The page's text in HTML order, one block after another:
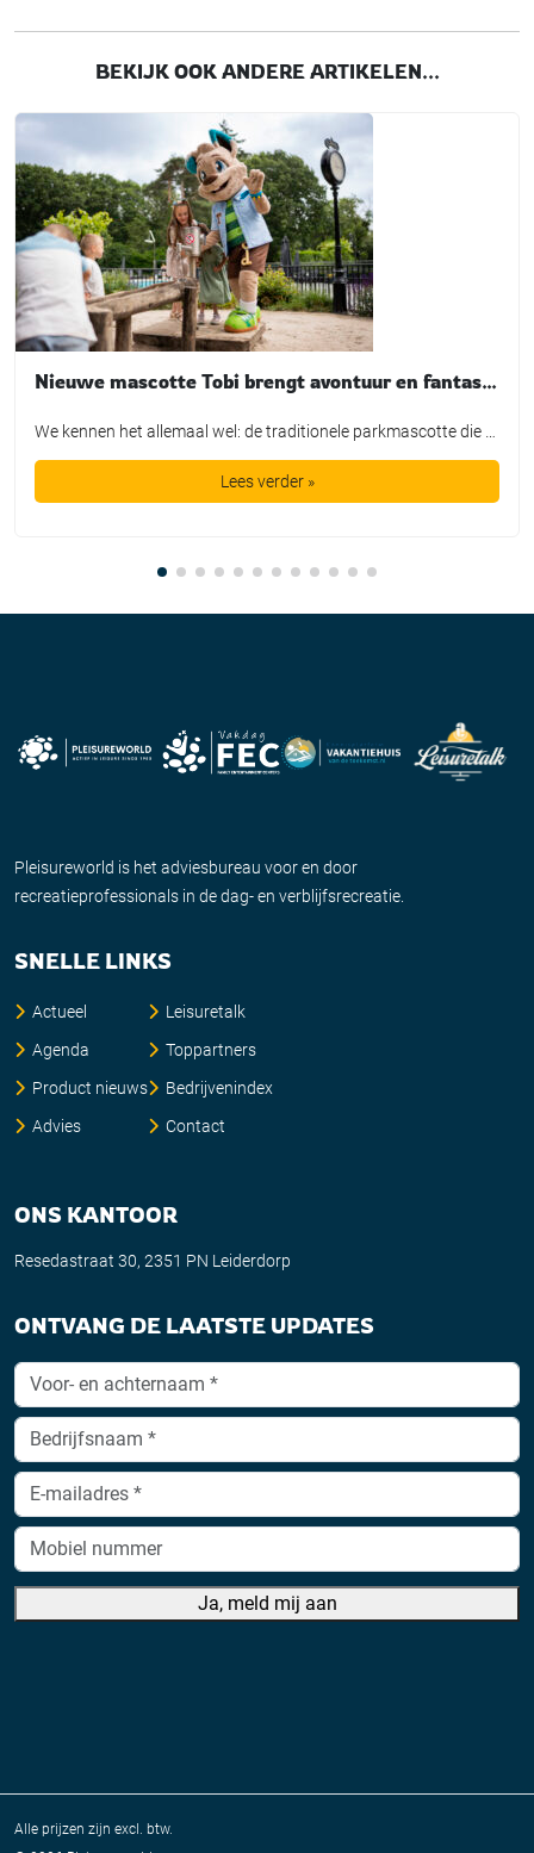
BEKIJK OOK ANDERE ARTIKELEN...
Nieuwe mascotte Tobi brengt avontuur en fantasie tot leven bij TopParken
Lees verder »
Pleisureworld is het adviesbureau voor en door
recreatieprofessionals in de dag- en verblijfsrecreatie.
SNELLE LINKS
Actueel
Agenda
Product nieuws
Advies
Leisuretalk
Toppartners
Bedrijvenindex
Contact
ONS KANTOOR
Resedastraat 30, 2351 PN Leiderdorp
ONTVANG DE LAATSTE UPDATES
Ja, meld mij aan
n
Alle prijzen zijn excl. btw.